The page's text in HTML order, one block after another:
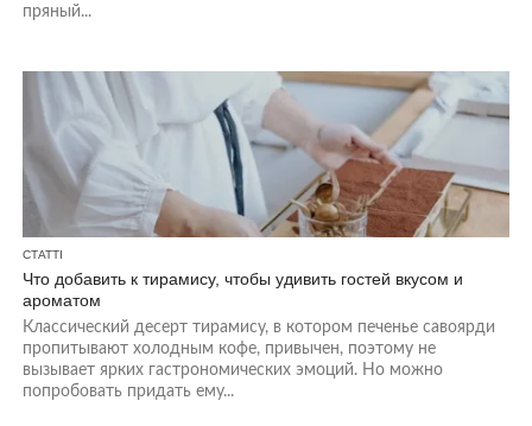
пряный...
СТАТТІ
Что добавить к тирамису, чтобы удивить гостей вкусом и
ароматом
Классический десерт тирамису, в котором печенье савоярди
пропитывают холодным кофе, привычен, поэтому не
вызывает ярких гастрономических эмоций. Но можно
попробовать придать ему...